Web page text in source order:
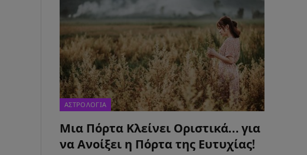
ΑΣΤΡΟΛΟΓΙΑ
Μια Πόρτα Κλείνει Οριστικά… για
να Ανοίξει η Πόρτα της Ευτυχίας!